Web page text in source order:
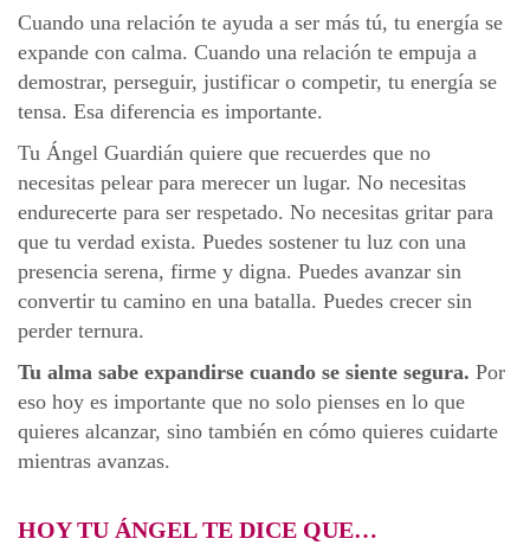
Cuando una relación te ayuda a ser más tú, tu energía se
expande con calma. Cuando una relación te empuja a
demostrar, perseguir, justificar o competir, tu energía se
tensa. Esa diferencia es importante.
Tu Ángel Guardián quiere que recuerdes que no
necesitas pelear para merecer un lugar. No necesitas
endurecerte para ser respetado. No necesitas gritar para
que tu verdad exista. Puedes sostener tu luz con una
presencia serena, firme y digna. Puedes avanzar sin
convertir tu camino en una batalla. Puedes crecer sin
perder ternura.
Tu alma sabe expandirse cuando se siente segura. Por
eso hoy es importante que no solo pienses en lo que
quieres alcanzar, sino también en cómo quieres cuidarte
mientras avanzas.
HOY TU ÁNGEL TE DICE QUE…